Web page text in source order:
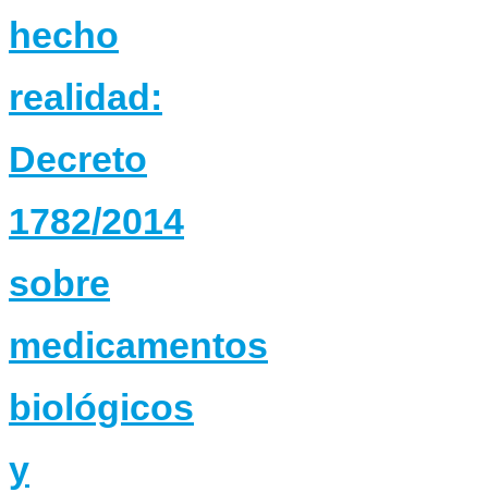
hecho
realidad:
Decreto
1782/2014
sobre
medicamentos
biológicos
y